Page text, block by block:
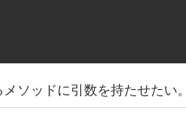
ソッドに引数を持たせたい。